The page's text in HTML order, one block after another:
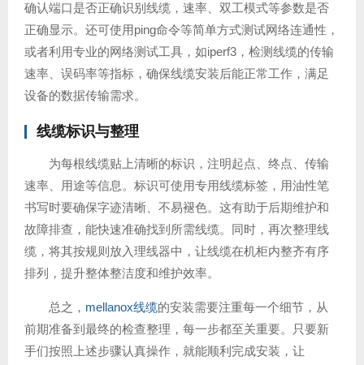
确认端口是否正确识别线缆，速率、双工模式等参数是否
正确显示。还可使用ping命令等简单方式测试网络连通性，
或者利用专业的网络测试工具，如iperf3，检测线缆的传输
速率、误码率等指标，确保线缆安装后能正常工作，满足
设备的数据传输需求。
线缆标识与整理
为每根线缆贴上清晰的标识，注明起点、终点、传输
速率、用途等信息。标识可使用专用线缆标签，用油性笔
书写时要确保字迹清晰、不易褪色。这有助于后期维护和
故障排查，能快速准确找到所需线缆。同时，再次整理线
缆，将其按规则放入理线器中，让线缆在机柜内整齐有序
排列，提升整体整洁度和维护效率。
总之， mellanox线缆的安装需要注重每一个细节，从
前期准备到最终的检查整理，每一步都至关重要。只要新
手们按照上述步骤认真操作，就能顺利完成安装，让